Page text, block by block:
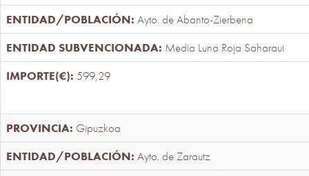
Ayto. de Abanto-Zierbena
Media Luna Roja Saharaui
599,29
Gipuzkoa
Ayto. de Zarautz